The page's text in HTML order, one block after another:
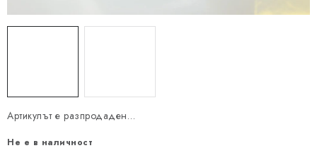
Артикулът е разпродаден…
Не е в наличност